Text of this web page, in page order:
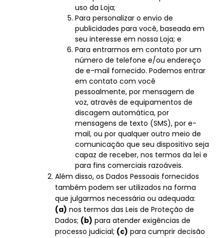
uso da Loja;
Para personalizar o envio de
publicidades para você, baseada em
seu interesse em nossa Loja; e
Para entrarmos em contato por um
número de telefone e/ou endereço
de e-mail fornecido. Podemos entrar
em contato com você
pessoalmente, por mensagem de
voz, através de equipamentos de
discagem automática, por
mensagens de texto (SMS), por e-
mail, ou por qualquer outro meio de
comunicação que seu dispositivo seja
capaz de receber, nos termos da lei e
para fins comerciais razoáveis.
Além disso, os Dados Pessoais fornecidos
também podem ser utilizados na forma
que julgarmos necessária ou adequada:
(a) nos termos das Leis de Proteção de
Dados; (b) para atender exigências de
processo judicial; (c) para cumprir decisão